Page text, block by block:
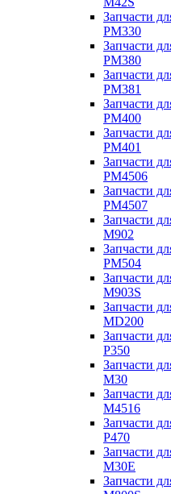
Запчасти
PM330
Запчасти
PM380
Запчасти
PM381
Запчасти
PM400
Запчасти
PM401
Запчасти
PM4506
Запчасти
PM4507
Запчасти
M902
Запчасти
PM504
Запчасти
M903S
Запчасти
MD200
Запчасти
P350
Запчасти
M30
Запчасти
M4516
Запчасти
P470
Запчасти
M30E
Запчасти